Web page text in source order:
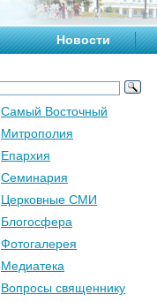
Новости
Самый Восточный
Митрополия
Епархия
Семинария
Церковные СМИ
Блогосфера
Фотогалерея
Медиатека
Вопросы священнику